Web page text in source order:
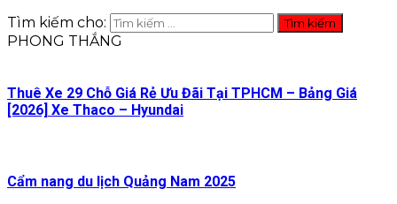
Tìm kiếm cho:
PHONG THẮNG
Thuê Xe 29 Chỗ Giá Rẻ Ưu Đãi Tại TPHCM – Bảng Giá
[2026] Xe Thaco – Hyundai
Cẩm nang du lịch Quảng Nam 2025